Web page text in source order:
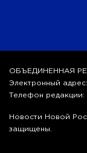
ОБЪЕДИНЕННАЯ
Электронный
Телефон редакции:
Новости Новой
защищены.